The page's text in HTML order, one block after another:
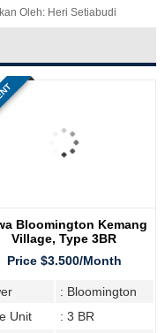
Oleh: Heri Setiabudi
Bloomington Kemang
Village, Type 3BR
Price $3.500/Month
: Bloomington
Unit
: 3 BR